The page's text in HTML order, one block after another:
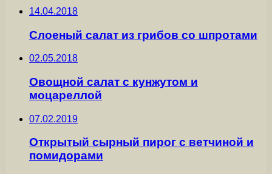
14.04.2018
Слоеный салат из грибов со шпротами
02.05.2018
Овощной салат с кунжутом и
моцареллой
07.02.2019
Открытый сырный пирог с ветчиной и
помидорами